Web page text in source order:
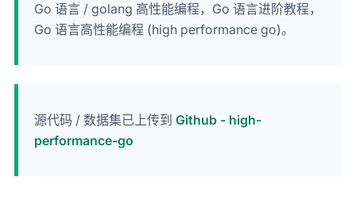
Go 语言 / golang 高性能编程，Go 语言进阶教程，
Go 语言高性能编程 (high performance go)。
源代码 / 数据集已上传到 Github - high-
performance-go